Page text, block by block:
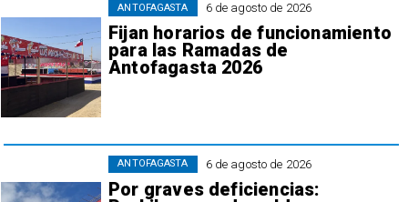
6 de agosto de 2026
Fijan horarios de funcionamiento
para las Ramadas de
Antofagasta 2026
ANTOFAGASTA
6 de agosto de 2026
Por graves deficiencias:
ANTOFAGASTA